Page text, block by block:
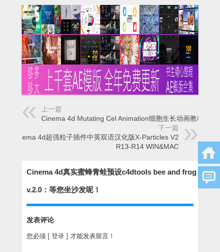
上一篇
Cinema 4d Mutating Cel Animation细胞生长动画教程
下一篇
Cinema 4d超强粒子插件中英双语汉化版X-Particles V2
R13-R14 WIN&MAC
Cinema 4d真实蜜蜂青蛙预设c4dtools bee and frog
v.2.0：等您坐沙发呢！
发表评论
您必须 [ 登录 ] 才能发表留言！